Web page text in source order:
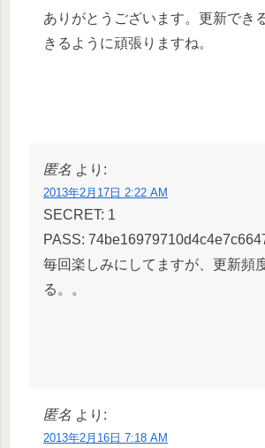
ありがとうございます。更新でき
きるように頑張りますね。
匿名 より:
2013年2月17日 2:22 AM
SECRET: 1
PASS:
毎回楽しみにしてますが、更新頻
る。。
匿名 より:
2013年2月16日 7:18 AM